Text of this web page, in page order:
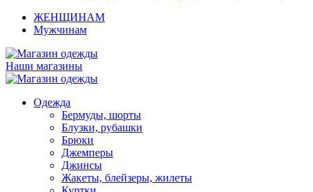
ЖЕНЩИНАМ
Мужчинам
Наши магазины
Одежда
Бермуды, шорты
Блузки, рубашки
Брюки
Джемперы
Джинсы
Жакеты, блейзеры, жилеты